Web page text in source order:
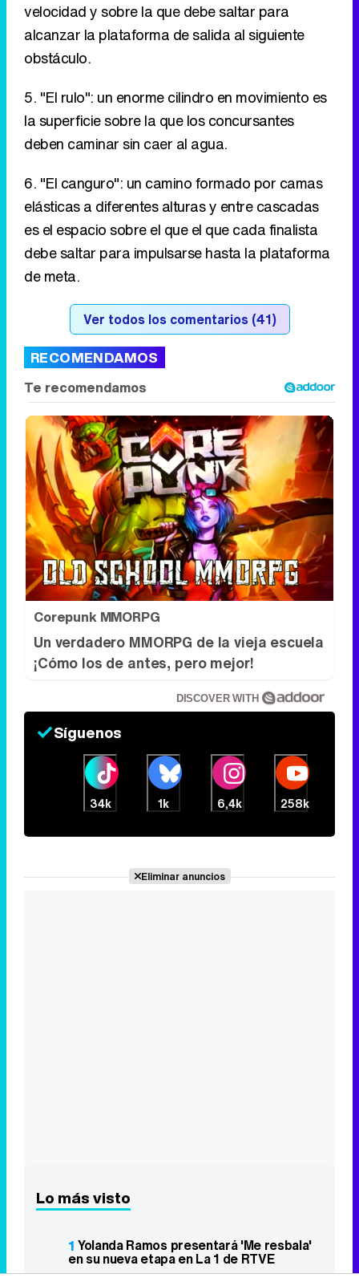
velocidad y sobre la que debe saltar para
alcanzar la plataforma de salida al siguiente
obstáculo.
5. "El rulo": un enorme cilindro en movimiento es
la superficie sobre la que los concursantes
deben caminar sin caer al agua.
6. "El canguro": un camino formado por camas
elásticas a diferentes alturas y entre cascadas
es el espacio sobre el que el que cada finalista
debe saltar para impulsarse hasta la plataforma
de meta.
Ver todos los comentarios (41)
RECOMENDAMOS
Corepunk MMORPG
Un verdadero MMORPG de la vieja escuela
¡Cómo los de antes, pero mejor!
DISCOVER WITH
Síguenos
34k 1k 6,4k 258k
Eliminar anuncios
Lo más visto
1 Yolanda Ramos presentará 'Me resbala'
en su nueva etapa en La 1 de RTVE